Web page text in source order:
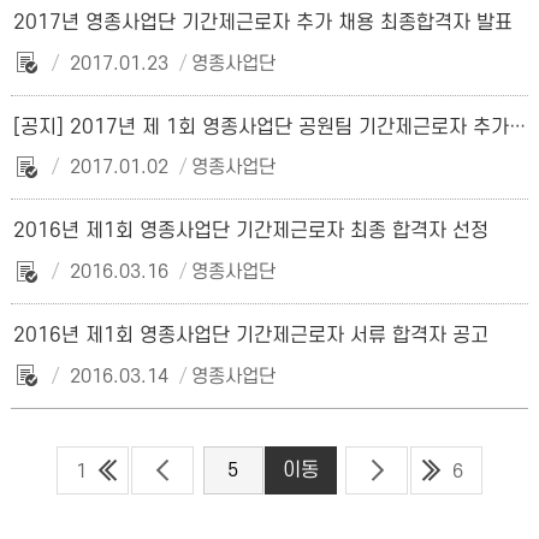
2017년 영종사업단 기간제근로자 추가 채용 최종합격자 발표
2017.01.23
영종사업단
[공지] 2017년 제 1회 영종사업단 공원팀 기간제근로자 추가 합격자 발표
2017.01.02
영종사업단
2016년 제1회 영종사업단 기간제근로자 최종 합격자 선정
2016.03.16
영종사업단
2016년 제1회 영종사업단 기간제근로자 서류 합격자 공고
2016.03.14
영종사업단
1 6